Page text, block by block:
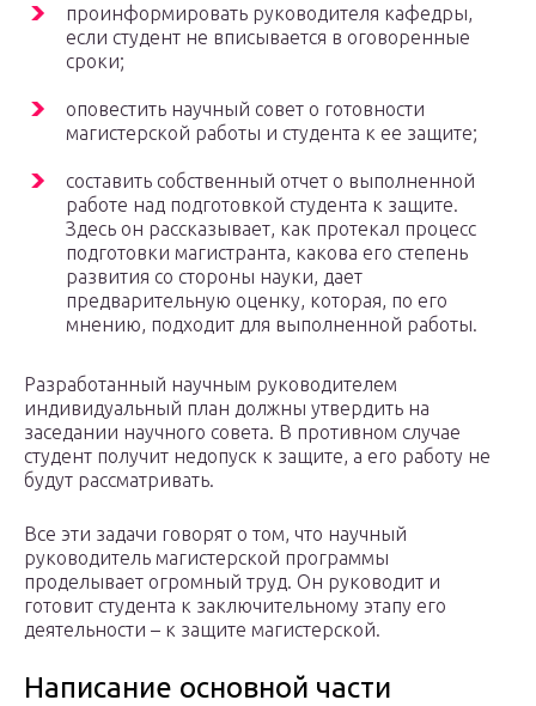
проинформировать руководителя кафедры,
если студент не вписывается в оговоренные
сроки;
оповестить научный совет о готовности
магистерской работы и студента к ее защите;
составить собственный отчет о выполненной
работе над подготовкой студента к защите.
Здесь он рассказывает, как протекал процесс
подготовки магистранта, какова его степень
развития со стороны науки, дает
предварительную оценку, которая, по его
мнению, подходит для выполненной работы.
Разработанный научным руководителем
индивидуальный план должны утвердить на
заседании научного совета. В противном случае
студент получит недопуск к защите, а его работу не
будут рассматривать.
Все эти задачи говорят о том, что научный
руководитель магистерской программы
проделывает огромный труд. Он руководит и
готовит студента к заключительному этапу его
деятельности – к защите магистерской.
Написание основной части